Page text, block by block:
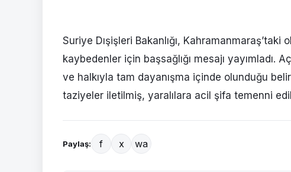
Suriye Dışişleri Bakanlığı, Kahramanmaraş’taki
kaybedenler için başsağlığı mesajı yayımladı.
ve halkıyla tam dayanışma içinde olunduğu
taziyeler iletilmiş, yaralılara acil şifa temenni
Paylaş: f x wa